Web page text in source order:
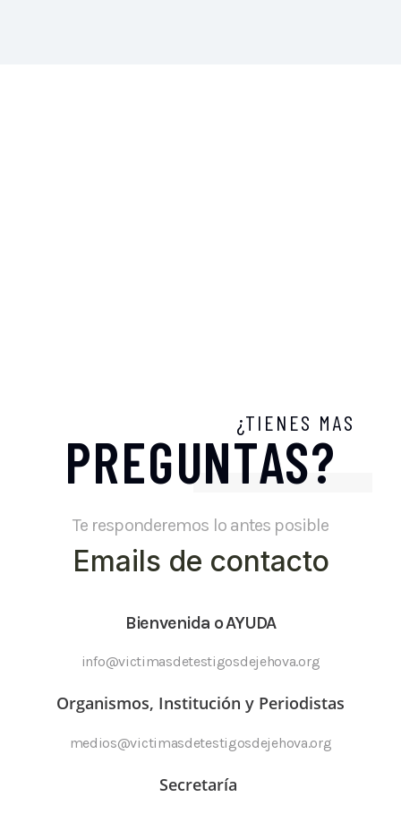
¿TIENES MAS
PREGUNTAS?
Te responderemos lo antes posible
Emails de contacto
Bienvenida o AYUDA
info@victimasdetestigosdejehova.org
Organismos, Institución y Periodistas
medios@victimasdetestigosdejehova.org
Secretaría